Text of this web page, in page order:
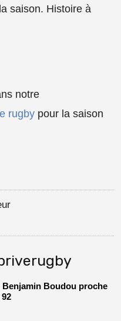
saison. Histoire à
notre
rugby pour la saison
Benjamin Boudou proche